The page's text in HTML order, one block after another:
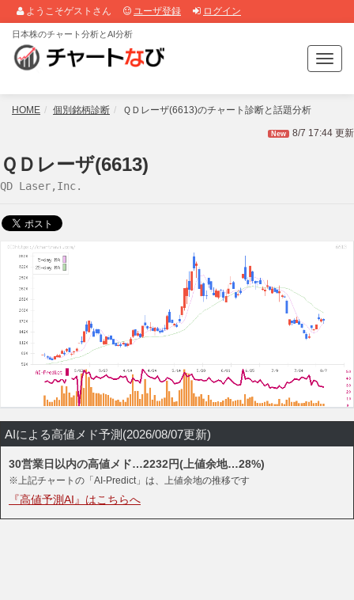
ようこそゲストさん ユーザ登録 ログイン
T
o
g
e
日本株のチャート分析とAI分析
HOME 個別銘柄診断 ＱＤレーザ(6613)のチャート診断と話題分析
New 8/7 17:44 更新
ＱＤレーザ(6613)
QD Laser,Inc.
AIによる高値メド予測(2026/08/07更新)
30営業日以内の高値メド…2232円(上値余地…28%)
※上記チャートの「AI-Predict」は、上値余地の推移です
『高値予測AI』はこちらへ